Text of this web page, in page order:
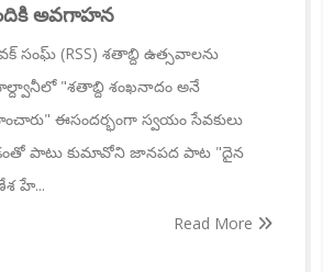
అవగాహన
సంఘ్ (RSS) శతాబ్ది ఉత్సవాలను
"శతాబ్ది శంఖనాదం అనే
ఈసందర్భంగా స్వయం సేవకులు
పాటు కుమావోని జానపద పాట "దైన
హే...
Read More